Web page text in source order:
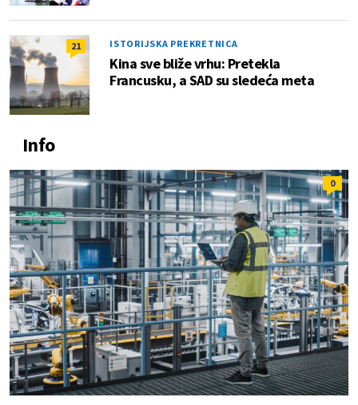
21 ISTORIJSKA PREKRETNICA
Kina sve bliže vrhu: Pretekla
Francusku, a SAD su sledeća meta
Info
0